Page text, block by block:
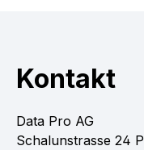
Kontakt
Data Pro AG
Schalunstrasse 24